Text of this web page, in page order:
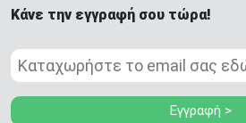
Κάνε την εγγραφή σου τώρα!
Εγγραφή >